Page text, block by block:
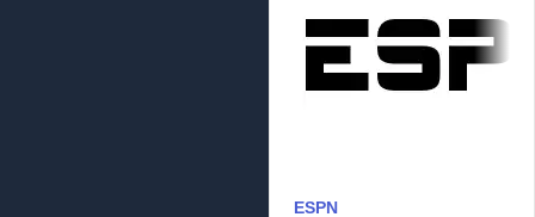
ESPN